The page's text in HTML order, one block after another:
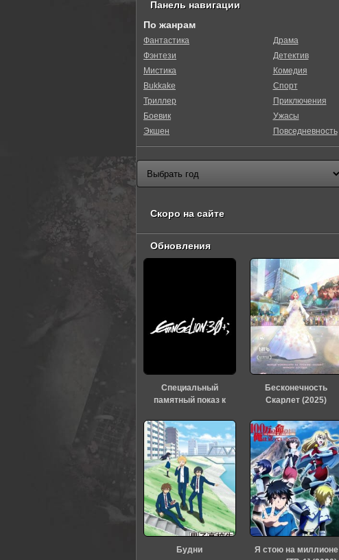
Панель навигации
По жанрам
Фантастика
Фэнтези
Мистика
Bukkake
Триллер
Боевик
Экшен
Драма
Детектив
Комедия
Спорт
Приключения
Ужасы
Повседневность
Скоро на сайте
Обновления
Специальный
памятный показ к
«Евангелиона» (2026)
Бесконечность
Скарлет (2025)
Будни
Я стою на миллионе